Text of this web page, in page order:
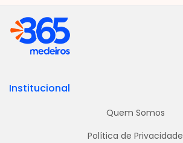
Institucional
Quem Somos
Política de Privacidade